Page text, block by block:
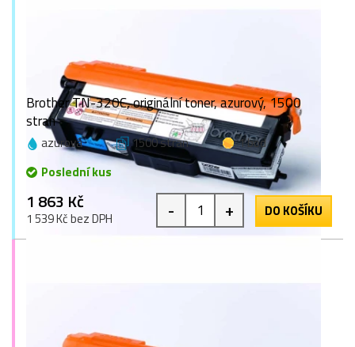
Brother TN-320C, originální toner, azurový, 1500
stran
azurová 1500 stran
1 bod
Poslední kus
1 863 Kč
1 539 Kč bez DPH - + DO KOŠÍKU